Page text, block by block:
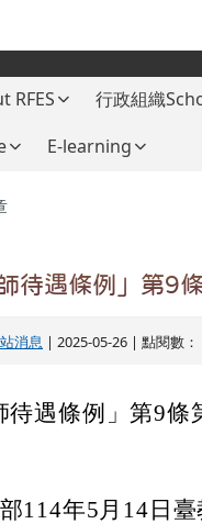
學校簡介About RFES 行政組織
E-learning
待遇條例」第9
消息 | 2025-05-26 | 點閱數：
待遇條例」第9
114年5月14日